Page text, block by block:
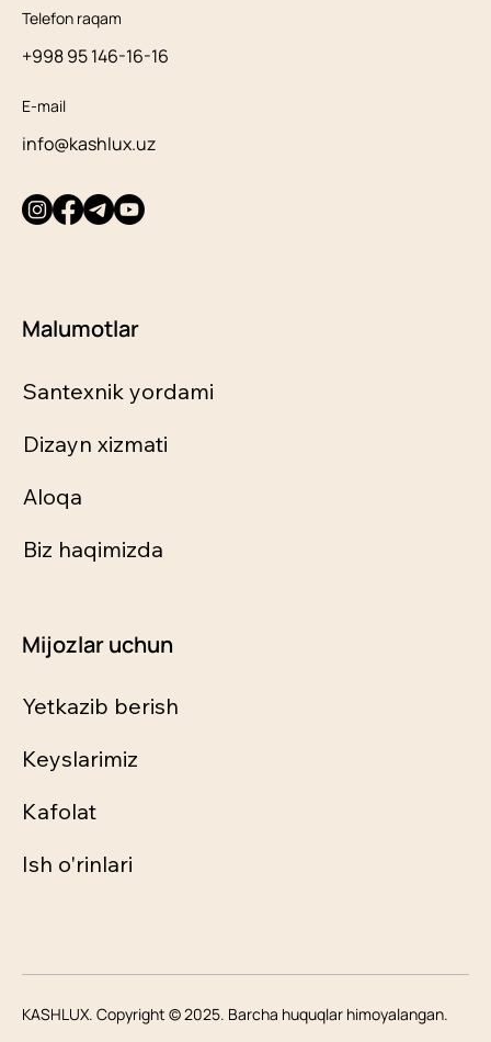
Telefon raqam
+998 95 146-16-16
E-mail
info@kashlux.uz
Malumotlar
Santexnik yordami
Dizayn xizmati
Aloqa
Biz haqimizda
Mijozlar uchun
Yetkazib berish
Keyslarimiz
Kafolat
Ish o'rinlari
KASHLUX. Copyright © 2025. Barcha huquqlar himoyalangan.